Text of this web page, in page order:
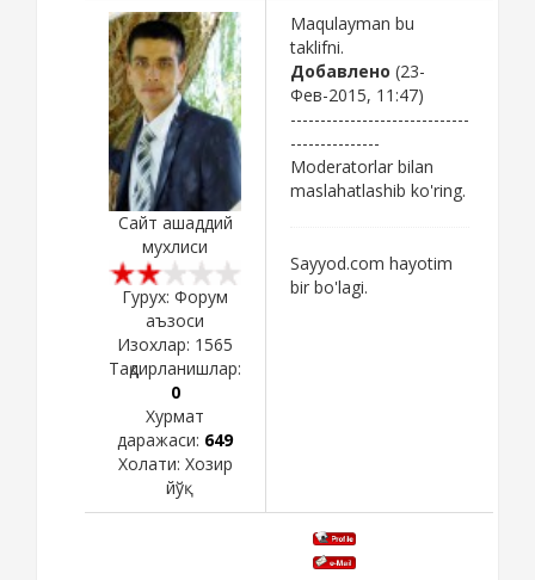
Сайт ашаддий
мухлиси
Гурух: Форум
аъзоси
Изохлар: 1565
Тақдирланишлар:
0
Хурмат
даражаси: 649
Холати: Хозир
йўқ
Maqulayman bu
taklifni.
Добавлено (23-
Фев-2015, 11:47)
------------------------------
---------------
Moderatorlar bilan
maslahatlashib ko'ring.
Sayyod.com hayotim
bir bo'lagi.